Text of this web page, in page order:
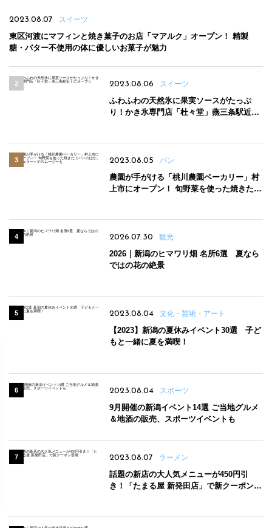
2023.08.07 スイーツ
東区河渡にマフィンと焼き菓子のお店「マアルク」オープン！ 精製
糖・バター不使用の体に優しいお菓子が魅力
2023.08.06 スイーツ
ふわふわの天然氷に果実ソースがたっぷ
り！かき氷専門店「杜々堂」燕三条駅近く
2023.08.05 パン
農園が手がける「桃川農園ベーカリー」村
上市にオープン！ 旬野菜を使った焼きたて
2026.07.30 観光
2026｜新潟のヒマワリ畑 名所6選 夏なら
ではの花の絶景
2023.08.04 文化・芸術・アート
【2023】新潟の夏休みイベント30選 子ど
もと一緒に夏を満喫！
2023.08.04 スポーツ
9月開催の新潟イベント14選 ご当地グルメ
＆地酒の販売、スポーツイベントも
2023.08.07 ラーメン
話題の新店の大人気メニューが450円引
き！「たまる屋 新発田店」で新クーポン登